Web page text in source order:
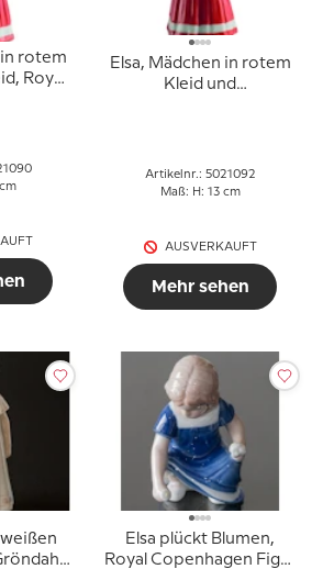
in rotem
Royal
Elsa, Mädchen in rotem
Kleid und
Artikelnr.: 5021092
Maß: H: 13 cm
AUSVERKAUFT
Mehr sehen
Elsa plückt Blumen,
Royal Copenhagen Figur